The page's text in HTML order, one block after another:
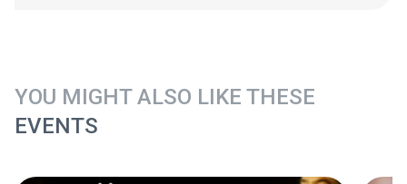
YOU MIGHT ALSO LIKE THESE
EVENTS